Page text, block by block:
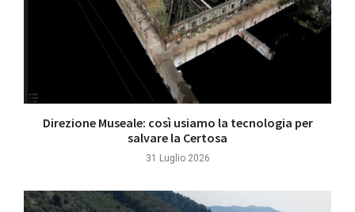
Direzione Museale: così usiamo la tecnologia per
salvare la Certosa
31 Luglio 2026